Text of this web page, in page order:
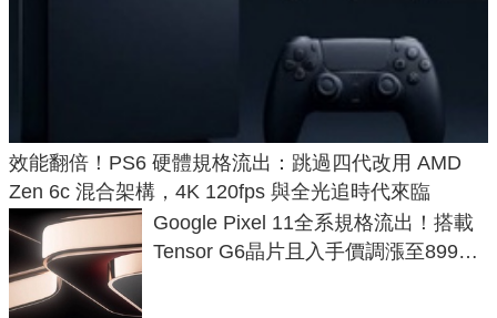
效能翻倍！PS6 硬體規格流出：跳過四代改用 AMD
Zen 6c 混合架構，4K 120fps 與全光追時代來臨
Google Pixel 11全系規格流出！搭載
Tensor G6晶片且入手價調漲至899美